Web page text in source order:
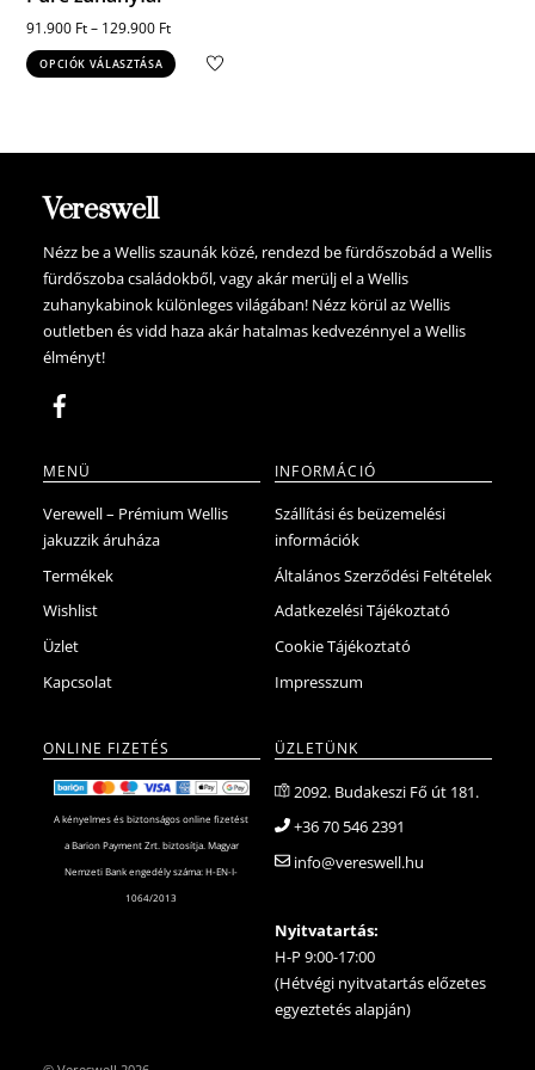
91.900 Ft– 129.900 Ft
OPCIÓK VÁLASZTÁSA
Ennek
változatok
a
termékoldalon
választhatók
Vereswell
Nézz be a Wellis szaunák közé, rendezd be fürdőszobád a Wellis
fürdőszoba családokből, vagy akár merülj el a Wellis
zuhanykabinok különleges világában! Nézz körül az Wellis
outletben és vidd haza akár hatalmas kedvezénnyel a Wellis
élményt!
MENÜ
Verewell – Prémium Wellis
jakuzzik áruháza
Termékek
Wishlist
Üzlet
Kapcsolat
INFORMÁCIÓ
Szállítási és beüzemelési
információk
Általános Szerződési Feltételek
Adatkezelési Tájékoztató
Cookie Tájékoztató
Impresszum
ONLINE FIZETÉS
A kényelmes és biztonságos online fizetést
a Barion Payment Zrt. biztosítja. Magyar
Nemzeti Bank engedély száma: H-EN-I-
1064/2013
ÜZLETÜNK
2092. Budakeszi Fő út 181.
+36 70 546 2391
info@vereswell.hu
Nyitvatartás:
H-P 9:00-17:00
(Hétvégi nyitvatartás előzetes
egyeztetés alapján)